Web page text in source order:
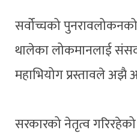
सर्वोच्चको
थालेका लोकमानलाई
महाभियोग प्रस्तावले अझै
सरकारको नेतृत्व